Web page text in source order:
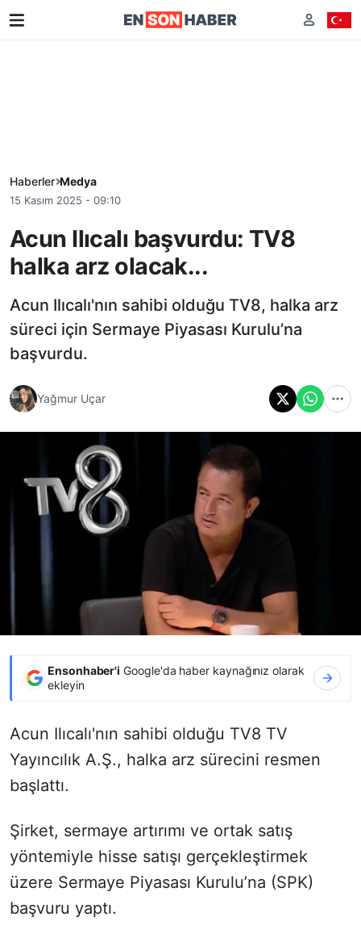
Haberler Medya
15 Kasım 2025 - 09:10
Acun Ilıcalı başvurdu: TV8
halka arz olacak...
Acun Ilıcalı'nın sahibi olduğu TV8, halka arz
süreci için Sermaye Piyasası Kurulu’na
başvurdu.
Yağmur Uçar
Ensonhaber'i Google'da haber kaynağınız olarak
ekleyin
Acun Ilıcalı'nın sahibi olduğu TV8 TV
Yayıncılık A.Ş., halka arz sürecini resmen
başlattı.
Şirket, sermaye artırımı ve ortak satış
yöntemiyle hisse satışı gerçekleştirmek
üzere Sermaye Piyasası Kurulu’na (SPK)
başvuru yaptı.